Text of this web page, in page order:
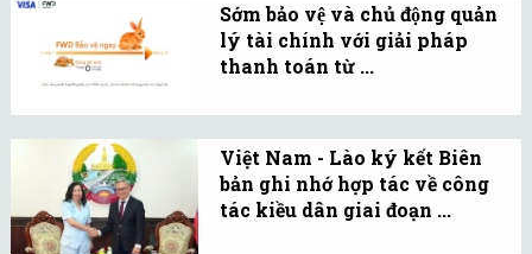
đồng hành cùng chương
trình, góp phần bảo tồn
đẩy các hoạt động phát
triển bền vững.
Sớm bảo vệ và chủ động quản
lý tài chính với giải pháp
thanh toán từ ...
(FWD) triển khai giải
pháp “trả góp phí bảo
hiểm” thông qua chương
Việt Nam - Lào ký kết Biên
bản ghi nhớ hợp tác về công
tác kiều dân giai đoạn ...